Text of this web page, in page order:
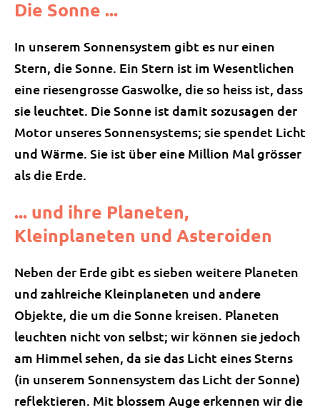
Die Sonne ...
In unserem Sonnensystem gibt es nur einen
Stern, die Sonne. Ein Stern ist im Wesentlichen
eine riesengrosse Gaswolke, die so heiss ist, dass
sie leuchtet. Die Sonne ist damit sozusagen der
Motor unseres Sonnensystems; sie spendet Licht
und Wärme. Sie ist über eine Million Mal grösser
als die Erde.
... und ihre Planeten,
Kleinplaneten und Asteroiden
Neben der Erde gibt es sieben weitere Planeten
und zahlreiche Kleinplaneten und andere
Objekte, die um die Sonne kreisen. Planeten
leuchten nicht von selbst; wir können sie jedoch
am Himmel sehen, da sie das Licht eines Sterns
(in unserem Sonnensystem das Licht der Sonne)
reflektieren. Mit blossem Auge erkennen wir die